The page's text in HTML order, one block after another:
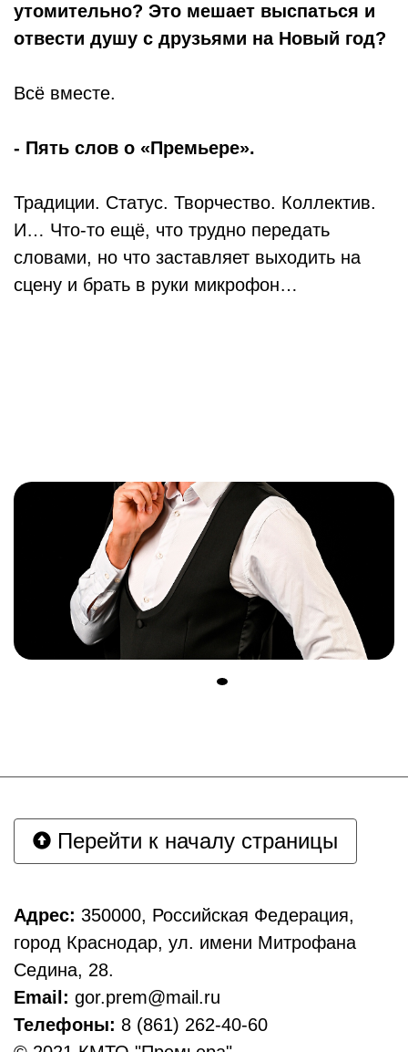
утомительно? Это мешает выспаться и
отвести душу с друзьями на Новый год?
Всё вместе.
- Пять слов о «Премьере».
Традиции. Статус. Творчество. Коллектив.
И… Что-то ещё, что трудно передать
словами, но что заставляет выходить на
сцену и брать в руки микрофон…
Перейти к началу страницы
Адрес: 350000, Российская Федерация,
город Краснодар, ул. имени Митрофана
Седина, 28.
Email: gor.prem@mail.ru
Телефоны: 8 (861) 262-40-60